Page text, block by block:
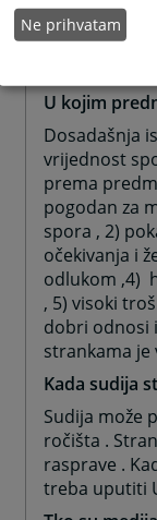
izvršenje
medijacija
zaključe
U kojim
Dosadašnja
vrijednost
prema
pogodan za
spora , 2)
očekivanja i
odlukom ,4)
, 5) visoki
dobri odnosi
strankama je
Kada sudija
Sudija može
ročišta .
rasprave .
treba uputiti
Ne prihvatam